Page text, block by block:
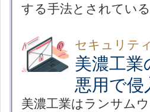
する手法とされている
セキュリテ
美濃工
悪用で侵
美濃工業はランサム